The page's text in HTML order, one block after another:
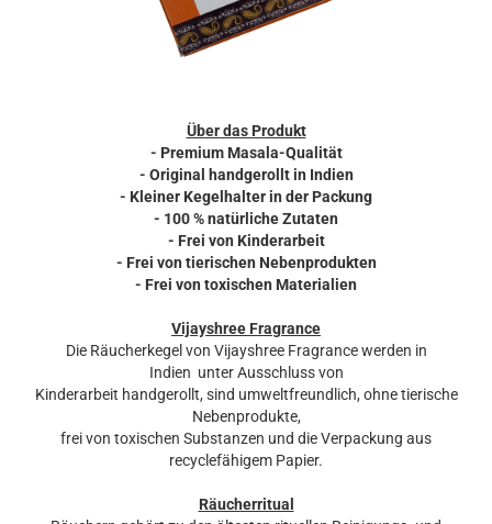
Über das Produkt
- Premium Masala-Qualität
- Original handgerollt in Indien
- Kleiner Kegelhalter in der Packung
- 100 % natürliche Zutaten
- Frei von Kinderarbeit
- Frei von tierischen Nebenprodukten
- Frei von toxischen Materialien
Vijayshree Fragrance
Die Räucherkegel von Vijayshree Fragrance werden in
Indien unter Ausschluss von
Kinderarbeit handgerollt, sind umweltfreundlich, ohne tierische
Nebenprodukte,
frei von toxischen Substanzen und die Verpackung aus
recyclefähigem Papier.
Räucherritual